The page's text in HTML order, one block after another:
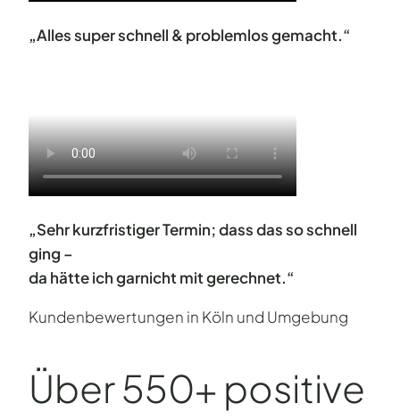
„Alles super schnell & problemlos gemacht.“
„Sehr kurzfristiger Termin; dass das so schnell
ging –
da hätte ich garnicht mit gerechnet.“
Kundenbewertungen in Köln und Umgebung
Über 550+ positive